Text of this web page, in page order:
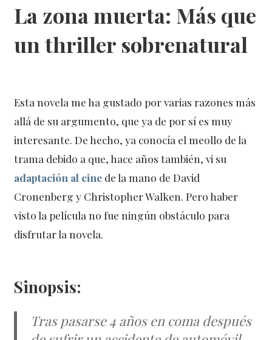
La zona muerta: Más que
un thriller sobrenatural
Esta novela me ha gustado por varias razones más
allá de su argumento, que ya de por sí es muy
interesante. De hecho, ya conocía el meollo de la
trama debido a que, hace años también, vi su
adaptación al cine de la mano de David
Cronenberg y Christopher Walken. Pero haber
visto la película no fue ningún obstáculo para
disfrutar la novela.
Sinopsis:
Tras pasarse 4 años en coma después